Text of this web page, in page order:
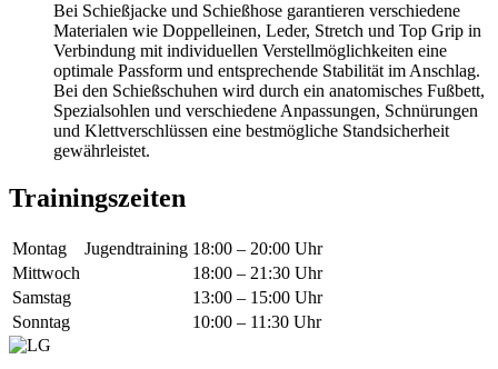
Bei Schießjacke und Schießhose garantieren verschiedene
Materialen wie Doppelleinen, Leder, Stretch und Top Grip in
Verbindung mit individuellen Verstellmöglichkeiten eine
optimale Passform und entsprechende Stabilität im Anschlag.
Bei den Schießschuhen wird durch ein anatomisches Fußbett,
Spezialsohlen und verschiedene Anpassungen, Schnürungen
und Klettverschlüssen eine bestmögliche Standsicherheit
gewährleistet.
Trainingszeiten
Montag Jugendtraining 18:00 – 20:00 Uhr
Mittwoch
18:00 – 21:30 Uhr
Samstag
13:00 – 15:00 Uhr
Sonntag
10:00 – 11:30 Uhr